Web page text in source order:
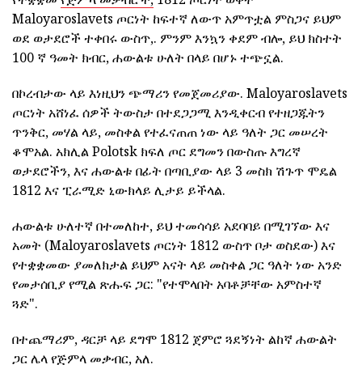
Maloyaroslavets ጦርነት ከፍተኛ ለውጥ አምጥቷል ምስጋና ይህም
ወደ ወታደሮች ተቀበሩ ውስጥ,. ምንም እንኳን ቀደም ብሎ, ይህ ክስተት
100 ኛ ዓመት ክብር, ሐውልቱ ሁለት በላይ በሆኑ ተጭኗል.
በኮረብታው ላይ እነዚህን ጭማሪን የመጀመሪያው. Maloyaroslavets
ጦርነት አሸነፈ ሰዎች ትውስታ በተደጋጋሚ እንዲቀርብ የተዘጋጁትን
ጥንቅር, መሃል ላይ, መስቀል የተፈናጠጠ ነው ላይ ዓለት ጋር መሠረት
ቆሞአል. አክሊል Polotsk ክፍለ ጦር ደግመን በውስጡ እግረኛ
ወታደሮችን, እና ሐውልቱ በፊት በጣቢያው ላይ 3 መስክ ሽጉጥ ሞዴል
1812 እና ፒራሚድ ኒውክላይ ሊታይ ይችላል.
ሐውልቱ ሁለተኛ በተመለከተ, ይህ ተመሳሳይ አደባባይ በሚገኘው እና
አመት (Maloyaroslavets ጦርነት 1812 ውስጥ ቦታ ወስደው) እና
የተቋቋመው ያመለክታል ይህም አናት ላይ መስቀል ጋር ዓለት ነው አንድ
የመታሰቢያ የሚል ጽሑፍ ጋር: "የተሞላበት አባቶቻቸው አምስተኛ
ጓድ".
በተጨማሪም, ዳርቻ ላይ ደግሞ 1812 ጀምሮ ጓደኝነት ልከኛ ሐውልት
ጋር ሌላ የጅምላ መቃብር, አለ.